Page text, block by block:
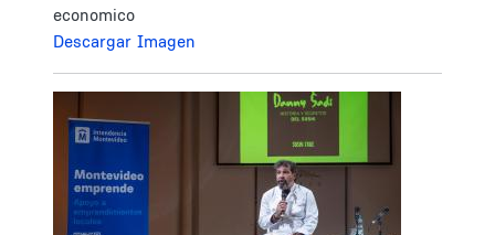
economico
Descargar Imagen